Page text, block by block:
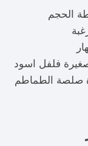
فلفل اسود